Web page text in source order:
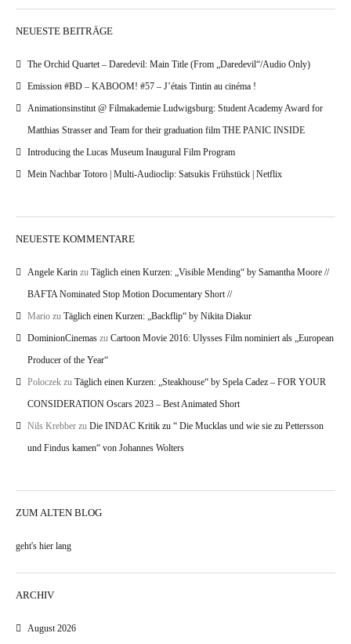
NEUESTE BEITRÄGE
The Orchid Quartet – Daredevil: Main Title (From „Daredevil“/Audio Only)
Emission #BD – KABOOM! #57 – J’étais Tintin au cinéma !
Animationsinstitut @ Filmakademie Ludwigsburg: Student Academy Award for
Matthias Strasser and Team for their graduation film THE PANIC INSIDE
Introducing the Lucas Museum Inaugural Film Program
Mein Nachbar Totoro | Multi-Audioclip: Satsukis Frühstück | Netflix
NEUESTE KOMMENTARE
Angele Karin zu Täglich einen Kurzen: „Visible Mending“ by Samantha Moore //
BAFTA Nominated Stop Motion Documentary Short //
Mario zu Täglich einen Kurzen: „Backflip“ by Nikita Diakur
DominionCinemas zu Cartoon Movie 2016: Ulysses Film nominiert als „European
Producer of the Year“
Poloczek zu Täglich einen Kurzen: „Steakhouse“ by Spela Cadez – FOR YOUR
CONSIDERATION Oscars 2023 – Best Animated Short
Nils Krebber zu Die INDAC Kritik zu “ Die Mucklas und wie sie zu Pettersson
und Findus kamen“ von Johannes Wolters
ZUM ALTEN BLOG
geht's hier lang
ARCHIV
August 2026